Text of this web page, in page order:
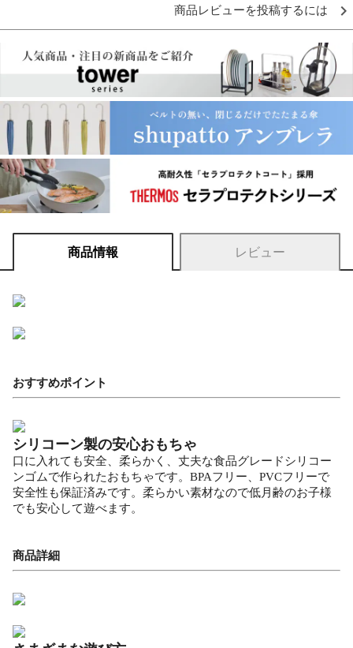
商品レビューを投稿するには
商品情報 レビュー
おすすめポイント
シリコーン製の安心おもちゃ
口に入れても安全、柔らかく、丈夫な食品グレードシリコー
ンゴムで作られたおもちゃです。BPAフリー、PVCフリーで
安全性も保証済みです。柔らかい素材なので低月齢のお子様
でも安心して遊べます。
商品詳細